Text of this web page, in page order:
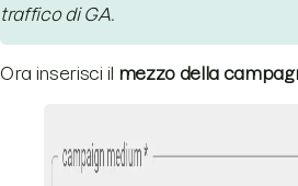
traffico di GA.
Ora inserisci il mezzo della